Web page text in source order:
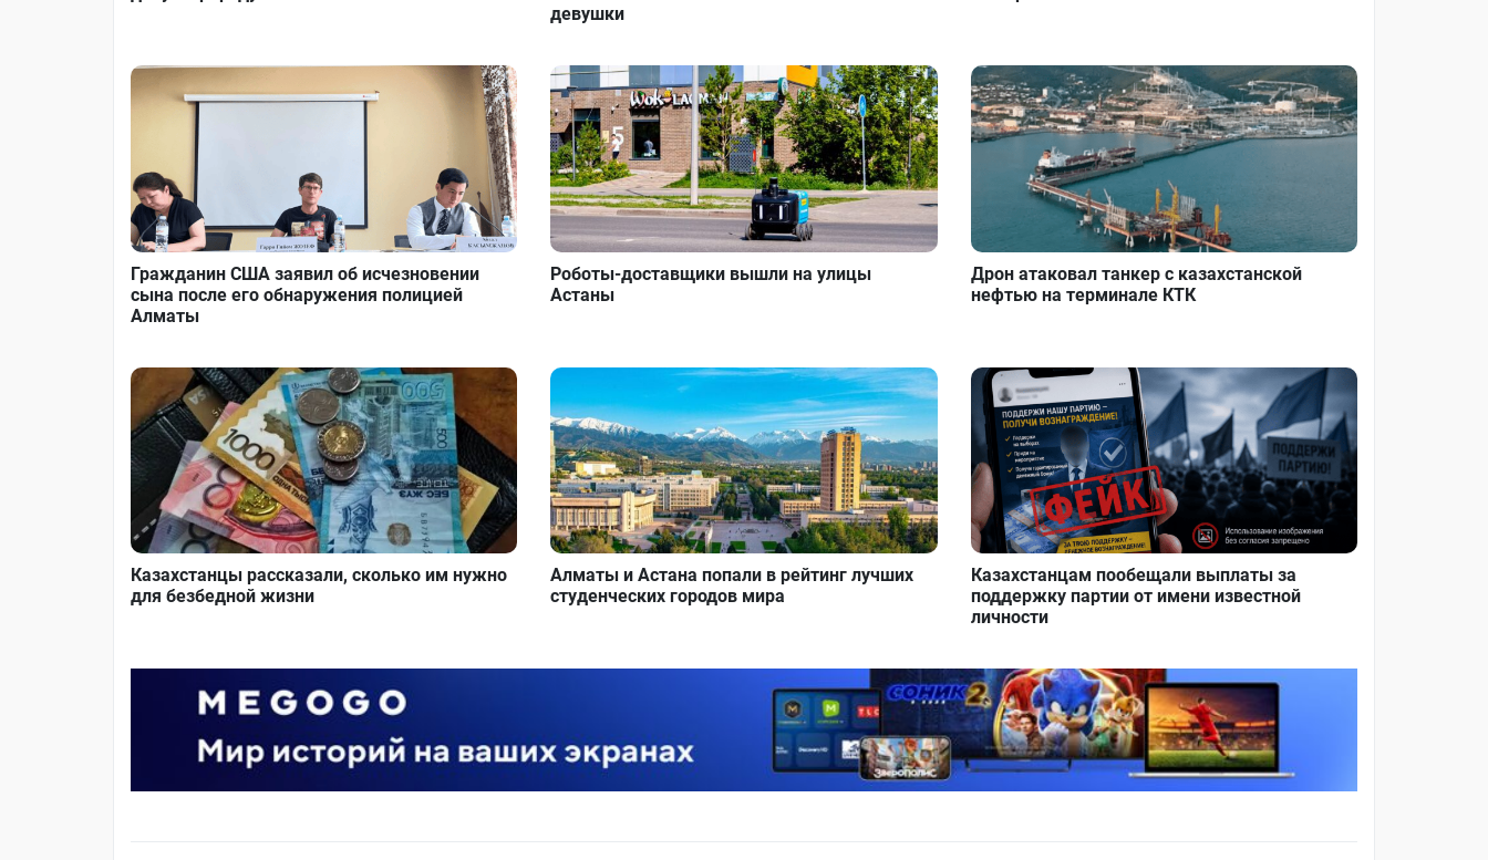
девушки
Гражданин США заявил об исчезновении
сына после его обнаружения полицией
Алматы
Роботы-доставщики вышли на улицы
Астаны
Дрон атаковал танкер с казахстанской
нефтью на терминале КТК
Казахстанцы рассказали, сколько им нужно
для безбедной жизни
Алматы и Астана попали в рейтинг лучших
студенческих городов мира
Казахстанцам пообещали выплаты за
поддержку партии от имени известной
личности